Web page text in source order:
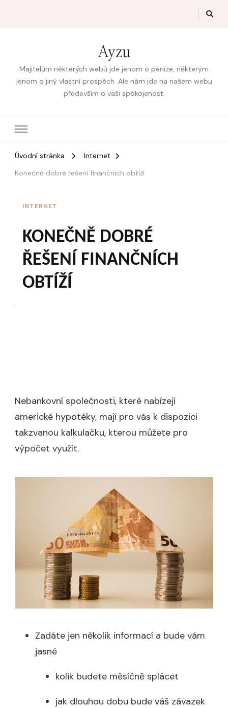
Ayzu
Majitelům některých webů jde jenom o peníze, některým
jenom o jiný vlastní prospěch. Ale nám jde na našem webu
především o vaši spokojenost.
Úvodní stránka
Internet
Konečně dobré řešení finančních obtíží
INTERNET
KONEČNĚ DOBRÉ
ŘEŠENÍ FINANČNÍCH
OBTÍŽÍ
Nebankovní společnosti, které nabízejí
americké hypotéky, mají pro vás k dispozici
takzvanou kalkulačku, kterou můžete pro
výpočet využít.
Zadáte jen několik informací a bude vám
jasné
kolik budete měsíčně splácet
jak dlouhou dobu bude váš závazek